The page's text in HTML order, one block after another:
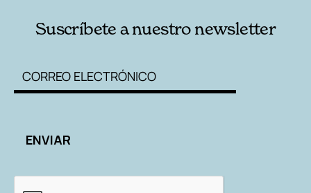
Suscríbete a nuestro newsletter